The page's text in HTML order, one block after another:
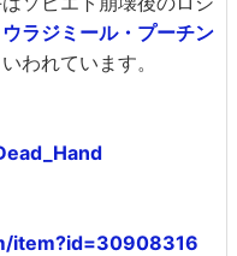
ウラジミール・プーチン
われています。
item?id=30908316